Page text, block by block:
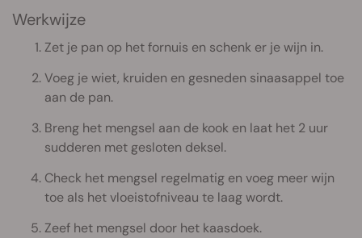
Werkwijze
Zet je pan op het fornuis en schenk er je wijn in.
Voeg je wiet, kruiden en gesneden sinaasappel toe
aan de pan.
Breng het mengsel aan de kook en laat het 2 uur
sudderen met gesloten deksel.
Check het mengsel regelmatig en voeg meer wijn
toe als het vloeistofniveau te laag wordt.
Zeef het mengsel door het kaasdoek.